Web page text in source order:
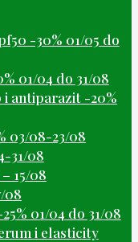
-30% 01/05 do
01/04 do 31/08
antiparazit -20%
03/08-23/08
31/08
15/08
08
01/04 do 31/08
i elasticity